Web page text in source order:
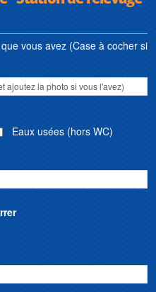
vous avez (Case à cocher si
Eaux usées (hors WC)